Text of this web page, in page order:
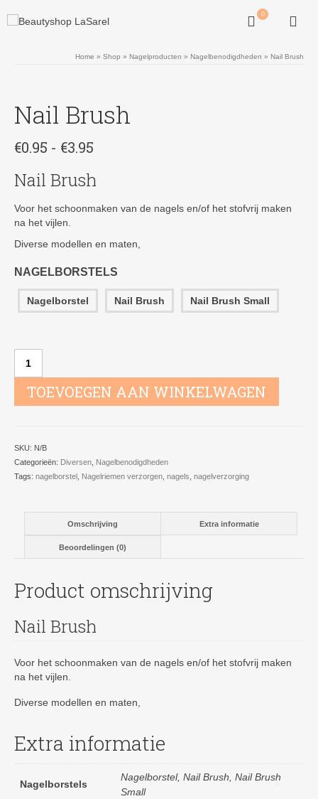
0
Home » Shop » Nagelproducten » Nagelbenodigdheden » Nail Brush
Nail Brush
€0.95 - €3.95
tot
€3.95
Nail Brush
Voor het schoonmaken van de nagels en/of het stofvrij maken
na het vijlen.
Diverse modellen en maten,
NAGELBORSTELS
Nagelborstel Nail Brush Nail Brush Small
Brush
TOEVOEGEN AAN WINKELWAGEN
SKU: N/B
Categorieën: Diversen Nagelbenodigdheden
Tags: nagelborstel Nagelriemen verzorgen nagels nagelverzorging
Omschrijving Extra informatie
Beoordelingen (0)
Product omschrijving
Nail Brush
Voor het schoonmaken van de nagels en/of het stofvrij maken
na het vijlen.
Diverse modellen en maten,
Extra informatie
Nagelborstels
Nagelborstel, Nail Brush, Nail Brush
Small